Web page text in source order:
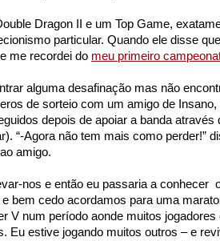
Dragon II e um Top Game,
particular. Quando ele disse
me recordei do meu primeiro
alguma desafinação mas não
de sorteio com um amigo de
depois de apoiar a banda através
“-Agora não tem mais como perder!”
amigo.
nos e então eu passaria a conhecer
bem cedo acordamos para uma
V num período aonde muitos
Eu estive jogando muitos outros – e